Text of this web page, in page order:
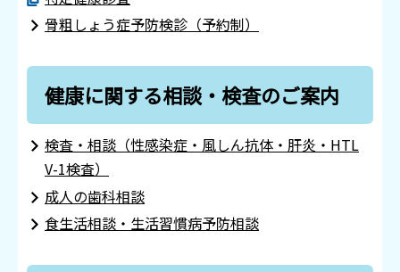
骨粗しょう症予防検診（予約制）
健康に関する相談・検査のご案内
検査・相談（性感染症・風しん抗体・肝炎・HTL
V-1検査）
成人の歯科相談
食生活相談・生活習慣病予防相談